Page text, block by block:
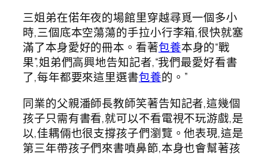
三姐弟在偌年夜的場館里穿越尋覓一個多小
時,三個底本空蕩蕩的手拉小行李箱,很快就塞
滿了本身愛好的冊本。看著包養本身的“戰
果”,姐弟們高興地告知記者,“我們最愛好看書
了,每年都要來這里選書包養的。”
同業的父親潘師長教師笑著告知記者,這幾個
孩子只需有書看,就可以不看電視不玩游戲,是
以,佳耦倆也很支撐孩子們瀏覽。他表現,這是
第三年帶孩子們來書噴鼻節,本身也會幫著孩